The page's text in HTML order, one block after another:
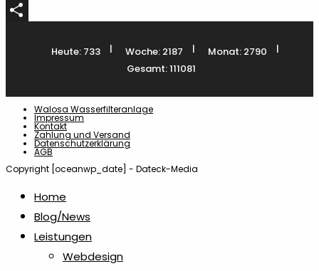
XING
Heute: 733 | Woche: 2187 | Monat: 2790
|
Gesamt: 111081
Walosa Wasserfilteranlage
Impressum
Kontakt
Zahlung und Versand
Datenschutzerklärung
AGB
Copyright [oceanwp_date] - Dateck-Media
Home
Blog/News
Leistungen
Webdesign